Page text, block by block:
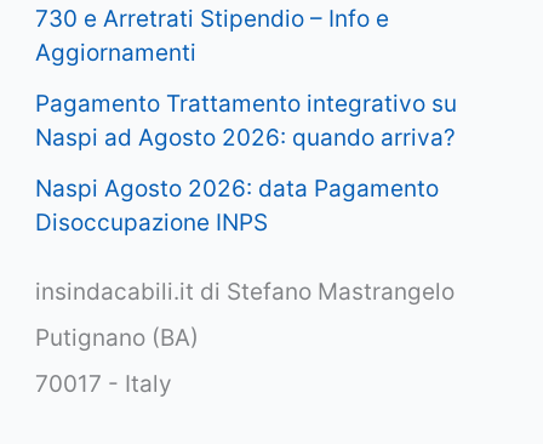
730 e Arretrati Stipendio – Info e
Aggiornamenti
Pagamento Trattamento integrativo su
Naspi ad Agosto 2026: quando arriva?
Naspi Agosto 2026: data Pagamento
Disoccupazione INPS
insindacabili.it di Stefano Mastrangelo
Putignano (BA)
70017 - Italy